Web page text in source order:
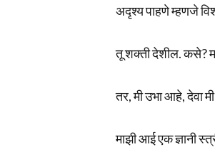
अदृश्य पाहणे म्हणजे
तू शक्ती देशील. कसे?
तर, मी उभा आहे, देवा
माझी आई एक ज्ञानी